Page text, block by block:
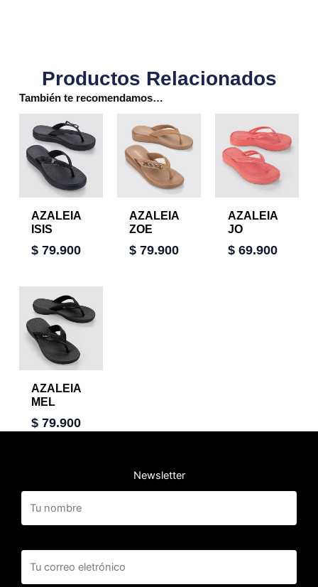
Productos Relacionados
También te recomendamos…
AZALEIA
ISIS
$ 79.900
AZALEIA
ZOE
$ 79.900
AZALEIA
JO
$69.900
AZALEIA
MEL
$ 79.900
Newsletter